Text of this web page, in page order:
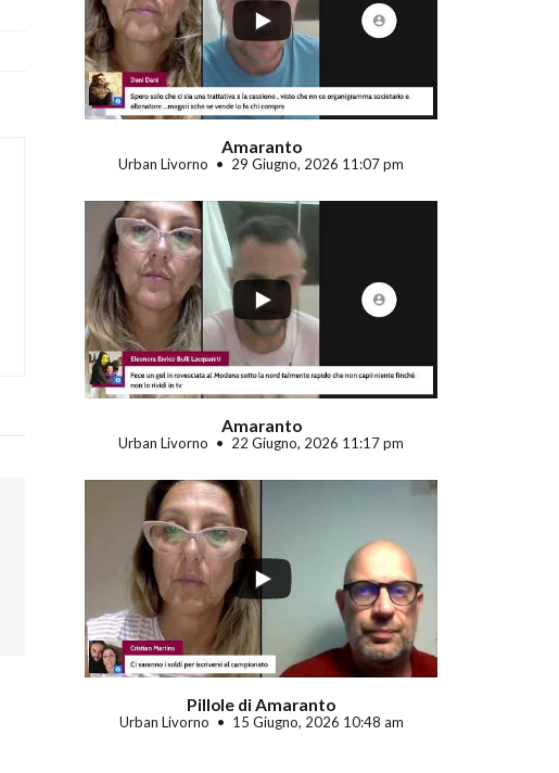
...
Amaranto
Urban Livorno 29 Giugno, 2026 11:07 pm
...
Amaranto
Urban Livorno 22 Giugno, 2026 11:17 pm
Pillole di Amaranto
Urban Livorno 15 Giugno, 2026 10:48 am